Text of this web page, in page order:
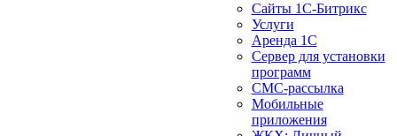
Сайты 1С-Битрикс
Услуги
Аренда 1С
Сервер для установки
программ
СМС-рассылка
Мобильные
приложения